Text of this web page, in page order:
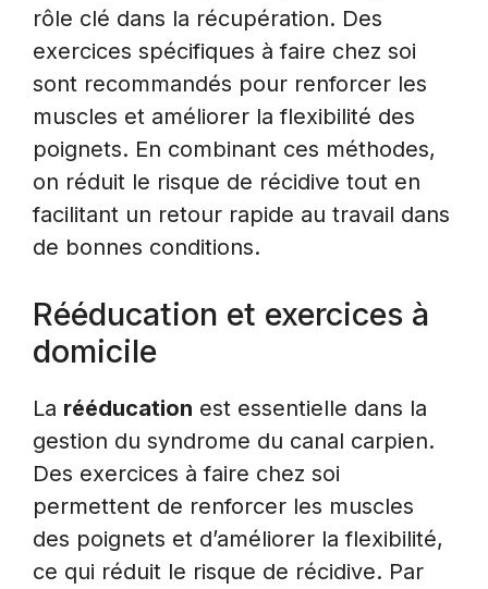
rôle clé dans la récupération. Des
exercices spécifiques à faire chez soi
sont recommandés pour renforcer les
muscles et améliorer la flexibilité des
poignets. En combinant ces méthodes,
on réduit le risque de récidive tout en
facilitant un retour rapide au travail dans
de bonnes conditions.
Rééducation et exercices à
domicile
La rééducation est essentielle dans la
gestion du syndrome du canal carpien.
Des exercices à faire chez soi
permettent de renforcer les muscles
des poignets et d’améliorer la flexibilité,
ce qui réduit le risque de récidive. Par